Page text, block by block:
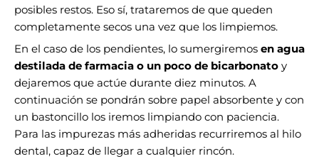
posibles restos. Eso sí, trataremos de que queden
completamente secos una vez que los limpiemos.
En el caso de los pendientes, lo sumergiremos en agua
destilada de farmacia o un poco de bicarbonato y
dejaremos que actúe durante diez minutos. A
continuación se pondrán sobre papel absorbente y con
un bastoncillo los iremos limpiando con paciencia.
Para las impurezas más adheridas recurriremos al hilo
dental, capaz de llegar a cualquier rincón.